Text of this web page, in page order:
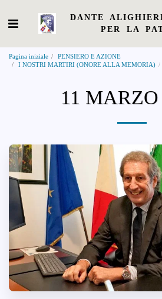
DANTE
PER LA
Pagina iniziale
PENSIERO E AZIONE
I NOSTRI MARTIRI (ONORE ALLA MEMORIA)
11 MARZO